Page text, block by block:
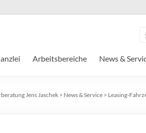
Arbeitsbereiche News &
Jens Jaschek> News & Service > Leasing-